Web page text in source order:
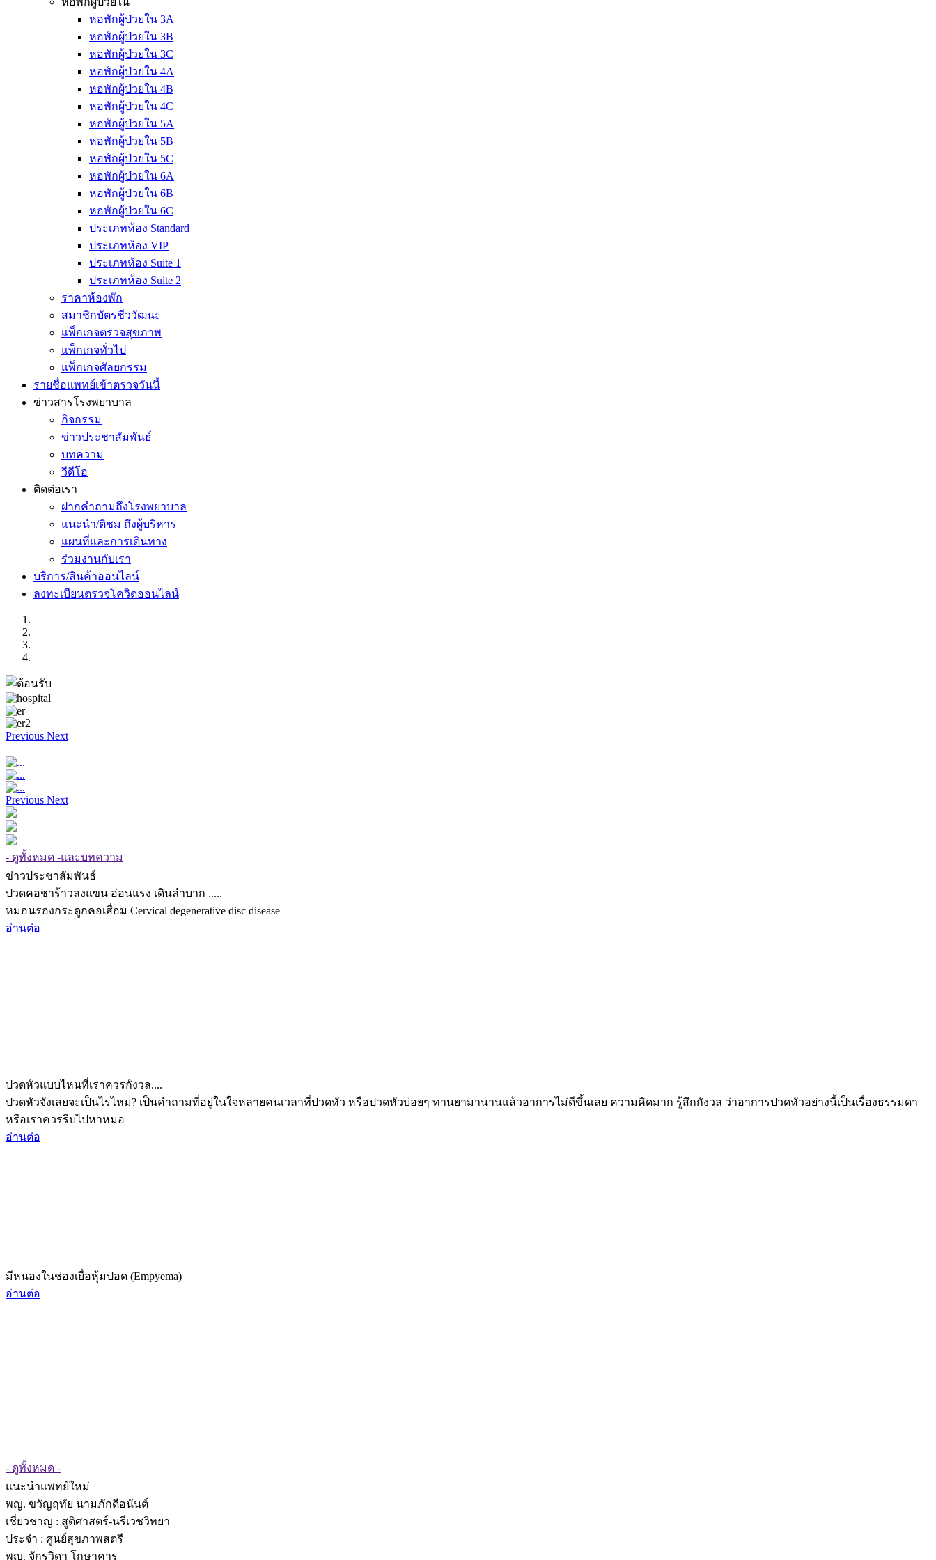
หอพักผู้ป่วยใน 3A
หอพักผู้ป่วยใน 3B
หอพักผู้ป่วยใน 3C
หอพักผู้ป่วยใน 4A
หอพักผู้ป่วยใน 4B
หอพักผู้ป่วยใน 4C
หอพักผู้ป่วยใน 5A
หอพักผู้ป่วยใน 5B
หอพักผู้ป่วยใน 5C
หอพักผู้ป่วยใน 6A
หอพักผู้ป่วยใน 6B
หอพักผู้ป่วยใน 6C
ประเภทห้อง Standard
ประเภทห้อง VIP
ประเภทห้อง Suite 1
ประเภทห้อง Suite 2
ราคาห้องพัก
สมาชิกบัตรชีววัฒนะ
แพ็กเกจตรวจสุขภาพ
แพ็กเกจทั่วไป
แพ็กเกจศัลยกรรม
รายชื่อแพทย์เข้าตรวจวันนี้
ข่าวสารโรงพยาบาล
กิจกรรม
ข่าวประชาสัมพันธ์
บทความ
วีดีโอ
ติดต่อเรา
ฝากคำถามถึงโรงพยาบาล
แนะนำ/ติชม ถึงผู้บริหาร
แผนที่และการเดินทาง
ร่วมงานกับเรา
บริการ/สินค้าออนไลน์
ลงทะเบียนตรวจโควิดออนไลน์
Previous Next
Previous Next
- ดูทั้งหมด -และบทความ
ข่าวประชาสัมพันธ์
ปวดคอชาร้าวลงแขน อ่อนแรง เดินลำบาก .....
หมอนรองกระดูกคอเสื่อม Cervical degenerative disc disease
อ่านต่อ
ปวดหัวแบบไหนที่เราควรกังวล....
ปวดหัวจังเลยจะเป็นไรไหม? เป็นคำถามที่อยู่ในใจหลายคนเวลาที่ปวดหัว หรือปวดหัวบ่อยๆ ทานยามานานแล้วอาการไม่ดีขึ้นเลย ความคิดมาก รู้สึกกังวล ว่าอาการปวดหัวอย่างนี้เป็นเรื่องธรรมดา
หรือเราควรรีบไปหาหมอ
อ่านต่อ
มีหนองในช่องเยื่อหุ้มปอด (Empyema)
อ่านต่อ
- ดูทั้งหมด -
แนะนำแพทย์ใหม่
พญ. ขวัญฤทัย นามภักดีอนันต์
เชี่ยวชาญ : สูติศาสตร์-นรีเวชวิทยา
ประจำ : ศูนย์สุขภาพสตรี
พญ. จักรวิดา โกษาคาร